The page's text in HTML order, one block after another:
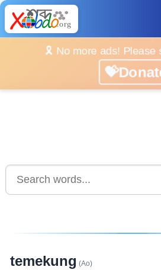
🎗️ No more ads! Please
temekung (Ao)